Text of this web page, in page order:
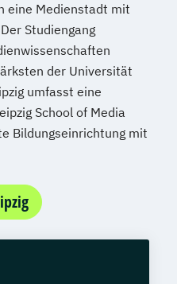
eine Medienstadt mit
Studiengang
der Universität
umfasst eine
School of Media
Bildungseinrichtung mit